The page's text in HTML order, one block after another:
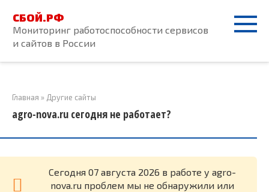
контенту
СБОЙ.РФ
Мониторинг работоспособности сервисов
и сайтов в России
Главная » Другие сайты
agro-nova.ru сегодня не работает?
Cегодня 07 августа 2026 в работе у agro-
nova.ru проблем мы не обнаружили или